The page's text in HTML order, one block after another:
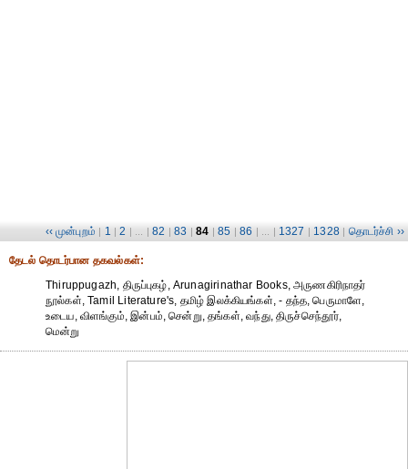
‹‹ முன்புறம் | 1 | 2 | ... | 82 | 83 | 84 | 85 | 86 | ... | 1327 | 1328 | தொடர்ச்சி ››
தேட‌ல் தொட‌ர்பான தகவ‌ல்க‌ள்:
Thiruppugazh, திருப்புகழ், Arunagirinathar Books, அருணகிரிநாதர்
நூல்கள், Tamil Literature's, தமிழ் இலக்கியங்கள், - தந்த, பெருமாளே,
உடைய, விளங்கும், இன்பம், சென்று, தங்கள், வந்து, திருச்செந்தூர்,
மென்று